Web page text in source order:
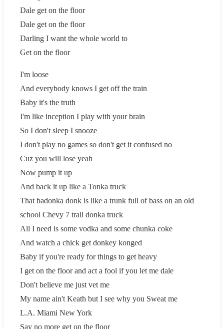
Dale get on the floor
Dale get on the floor
Darling I want the whole world to
Get on the floor
I'm loose
And everybody knows I get off the train
Baby it's the truth
I'm like inception I play with your brain
So I don't sleep I snooze
I don't play no games so don't get it confused no
Cuz you will lose yeah
Now pump it up
And back it up like a Tonka truck
That badonka donk is like a trunk full of bass on an old
school Chevy 7 trail donka truck
All I need is some vodka and some chunka coke
And watch a chick get donkey konged
Baby if you're ready for things to get heavy
I get on the floor and act a fool if you let me dale
Don't believe me just vet me
My name ain't Keath but I see why you Sweat me
L.A. Miami New York
Say no more get on the floor